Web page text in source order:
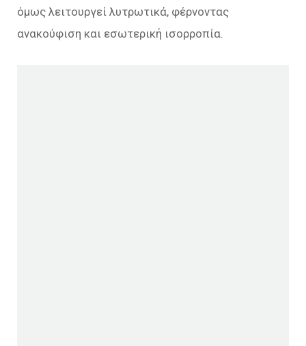
όμως λειτουργεί λυτρωτικά, φέρνοντας
ανακούφιση και εσωτερική ισορροπία.